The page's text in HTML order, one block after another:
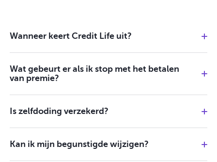
Wanneer keert Credit Life uit?
Wat gebeurt er als ik stop met het betalen
van premie?
Is zelfdoding verzekerd?
Kan ik mijn begunstigde wijzigen?